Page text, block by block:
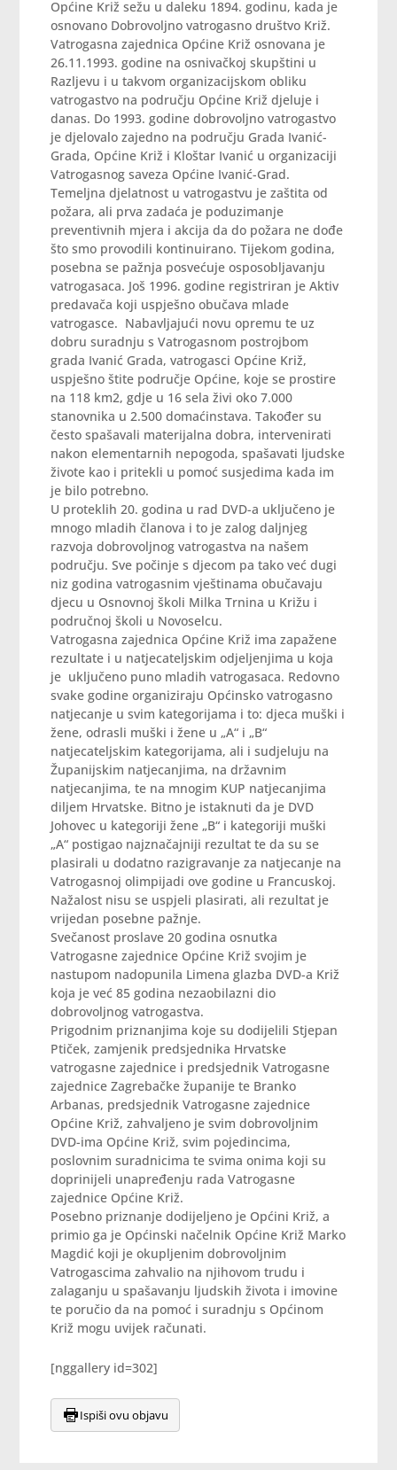
Općine Križ sežu u daleku 1894. godinu, kada je
osnovano Dobrovoljno vatrogasno društvo Križ.
Vatrogasna zajednica Općine Križ osnovana je
26.11.1993. godine na osnivačkoj skupštini u
Razljevu i u takvom organizacijskom obliku
vatrogastvo na području Općine Križ djeluje i
danas. Do 1993. godine dobrovoljno vatrogastvo
je djelovalo zajedno na području Grada Ivanić-
Grada, Općine Križ i Kloštar Ivanić u organizaciji
Vatrogasnog saveza Općine Ivanić-Grad.
Temeljna djelatnost u vatrogastvu je zaštita od
požara, ali prva zadaća je poduzimanje
preventivnih mjera i akcija da do požara ne dođe
što smo provodili kontinuirano. Tijekom godina,
posebna se pažnja posvećuje osposobljavanju
vatrogasaca. Još 1996. godine registriran je Aktiv
predavača koji uspješno obučava mlade
vatrogasce. Nabavljajući novu opremu te uz
dobru suradnju s Vatrogasnom postrojbom
grada Ivanić Grada, vatrogasci Općine Križ,
uspješno štite područje Općine, koje se prostire
na 118 km2, gdje u 16 sela živi oko 7.000
stanovnika u 2.500 domaćinstava. Također su
često spašavali materijalna dobra, intervenirati
nakon elementarnih nepogoda, spašavati ljudske
živote kao i pritekli u pomoć susjedima kada im
je bilo potrebno.
U proteklih 20. godina u rad DVD-a uključeno je
mnogo mladih članova i to je zalog daljnjeg
razvoja dobrovoljnog vatrogastva na našem
području. Sve počinje s djecom pa tako već dugi
niz godina vatrogasnim vještinama obučavaju
djecu u Osnovnoj školi Milka Trnina u Križu i
područnoj školi u Novoselcu.
Vatrogasna zajednica Općine Križ ima zapažene
rezultate i u natjecateljskim odjeljenjima u koja
je uključeno puno mladih vatrogasaca. Redovno
svake godine organiziraju Općinsko vatrogasno
natjecanje u svim kategorijama i to: djeca muški i
žene, odrasli muški i žene u „A“ i „B“
natjecateljskim kategorijama, ali i sudjeluju na
Županijskim natjecanjima, na državnim
natjecanjima, te na mnogim KUP natjecanjima
diljem Hrvatske. Bitno je istaknuti da je DVD
Johovec u kategoriji žene „B“ i kategoriji muški
„A“ postigao najznačajniji rezultat te da su se
plasirali u dodatno razigravanje za natjecanje na
Vatrogasnoj olimpijadi ove godine u Francuskoj.
Nažalost nisu se uspjeli plasirati, ali rezultat je
vrijedan posebne pažnje.
Svečanost proslave 20 godina osnutka
Vatrogasne zajednice Općine Križ svojim je
nastupom nadopunila Limena glazba DVD-a Križ
koja je već 85 godina nezaobilazni dio
dobrovoljnog vatrogastva.
Prigodnim priznanjima koje su dodijelili Stjepan
Ptiček, zamjenik predsjednika Hrvatske
vatrogasne zajednice i predsjednik Vatrogasne
zajednice Zagrebačke županije te Branko
Arbanas, predsjednik Vatrogasne zajednice
Općine Križ, zahvaljeno je svim dobrovoljnim
DVD-ima Općine Križ, svim pojedincima,
poslovnim suradnicima te svima onima koji su
doprinijeli unapređenju rada Vatrogasne
zajednice Općine Križ.
Posebno priznanje dodijeljeno je Općini Križ, a
primio ga je Općinski načelnik Općine Križ Marko
Magdić koji je okupljenim dobrovoljnim
Vatrogascima zahvalio na njihovom trudu i
zalaganju u spašavanju ljudskih života i imovine
te poručio da na pomoć i suradnju s Općinom
Križ mogu uvijek računati.
[nggallery id=302]
Ispiši ovu objavu